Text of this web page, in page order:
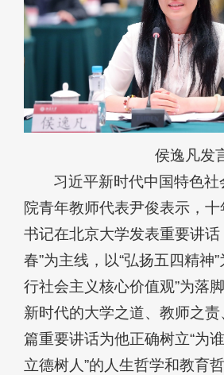
侯逸凡发
习近平新时代中国特色
院青年教师代表尹俊表示，
书记在北京大学发表重要讲话
春”为主线，以“弘扬五四精神
行社会主义核心价值观”为落
新时代的大学之道、教师之
篇重要讲话为他正确树立“为
立德树人”的人生哲学和教育